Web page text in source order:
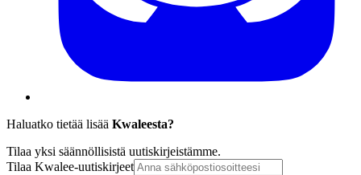
Haluatko tietää lisää Kwaleesta?
Tilaa yksi säännöllisistä uutiskirjeistämme.
Tilaa Kwalee-uutiskirjeet